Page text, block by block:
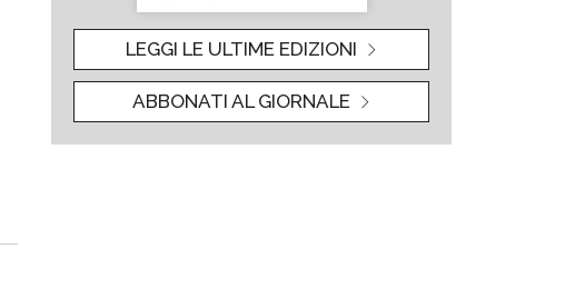
LEGGI LE ULTIME EDIZIONI
ABBONATI AL GIORNALE